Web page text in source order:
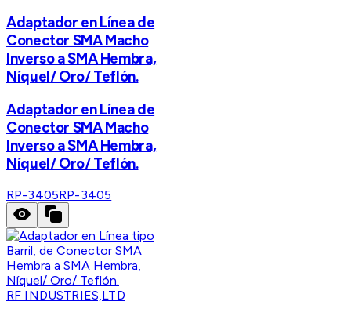
Adaptador en Línea de
Conector SMA Macho
Inverso a SMA Hembra,
Níquel/ Oro/ Teflón.
Adaptador en Línea de
Conector SMA Macho
Inverso a SMA Hembra,
Níquel/ Oro/ Teflón.
RP-3405RP-3405
RF INDUSTRIES,LTD